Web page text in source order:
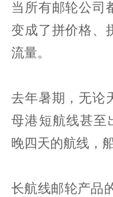
当所有邮轮公司
变成了拼价格、
流量。
去年暑期，无论
母港短航线甚至
晚四天的航线，
长航线邮轮产品